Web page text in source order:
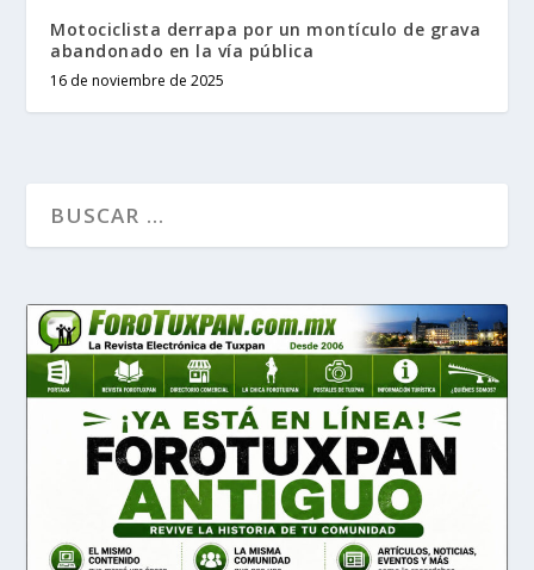
Motociclista derrapa por un montículo de grava
abandonado en la vía pública
16 de noviembre de 2025